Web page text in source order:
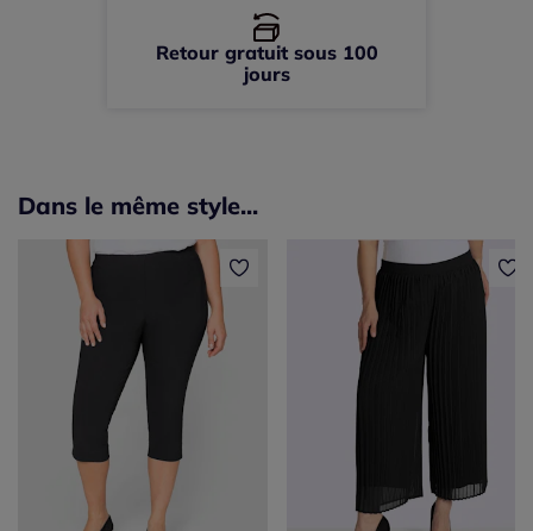
Retour gratuit sous 100
jours
Dans le même style...